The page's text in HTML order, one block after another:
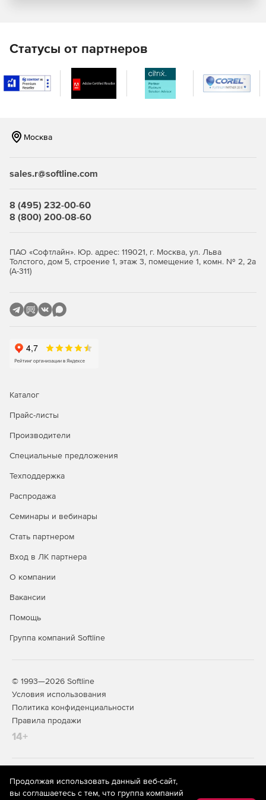
Дискреционная и ролевая модели разграничения
(виртуальные машины, хосты, кластеры, ЦОДы и др.).
Централизованный аудит.
низкоуровневыми интерфейсами управления
Поддержка современных версий Linux и Windows в
качестве гостевых операционных систем.
управлением Linux или Windows с минимальными
требованиями.
протоколу VNC или SPICE.
высокопроизводительной отказоустойчивой сетевой
инфраструктуры.
и пользовательского трафика на разные
Установка драйверов паравиртуализации в гостевые
Русскоязычный интерфейс.
Формирование отчетов
Статусы от партнеров
Москва
sales.r@softline.com
8 (495) 232-00-60
8 (800) 200-08-60
ПАО «Софтлайн». Юр. адрес: 119021, г. Москва, ул. Льва
Толстого, дом 5, строение 1, этаж 3, помещение 1, комн. № 2, 2а
(А-311)
Каталог
Прайс-листы
Производители
Специальные предложения
Техподдержка
Распродажа
Семинары и вебинары
Стать партнером
Вход в ЛК партнера
О компании
Вакансии
Помощь
Группа компаний Softline
© 1993—2026 Softline
Условия использования
Политика конфиденциальности
Правила продажи
14+
На информационном ресурсе store.softline.ru применяются
рекомендательные технологии
(информационные технологии
предоставления информации на основе сбора,
Продолжая использовать данный веб-сайт,
вы соглашаетесь с тем, что группа компаний